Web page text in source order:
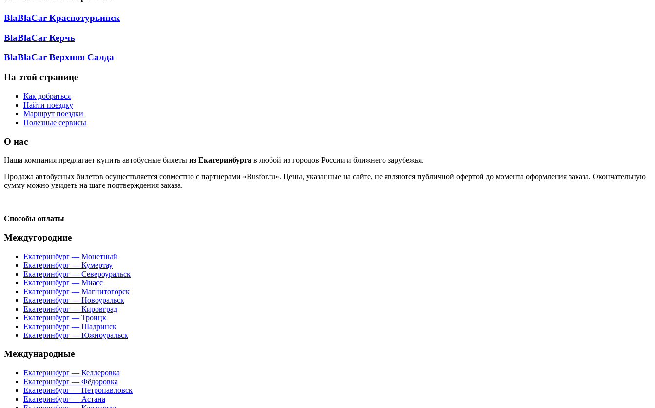
BlaBlaCar Краснотурьинск
BlaBlaCar Керчь
BlaBlaCar Верхняя Салда
На этой странице
Как добраться
Найти поездку
Маршрут поездки
Полезные сервисы
О нас
Наша компания предлагает купить автобусные билеты из Екатеринбурга в любой из городов России и ближнего зарубежья.
Продажа автобусных билетов осуществляется совместно с партнерами «Busfor.ru». Цены, указанные на сайте, не являются публичной офертой до момента оформления заказа. Окончательную
сумму можно увидеть на шаге подтверждения заказа.
Способы оплаты
Междугородние
Екатеринбург — Монетный
Екатеринбург — Кумертау
Екатеринбург — Североуральск
Екатеринбург — Миасс
Екатеринбург — Магнитогорск
Екатеринбург — Новоуральск
Екатеринбург — Кировград
Екатеринбург — Троицк
Екатеринбург — Шадринск
Екатеринбург — Южноуральск
Международные
Екатеринбург — Келлеровка
Екатеринбург — Фёдоровка
Екатеринбург — Петропавловск
Екатеринбург — Астана